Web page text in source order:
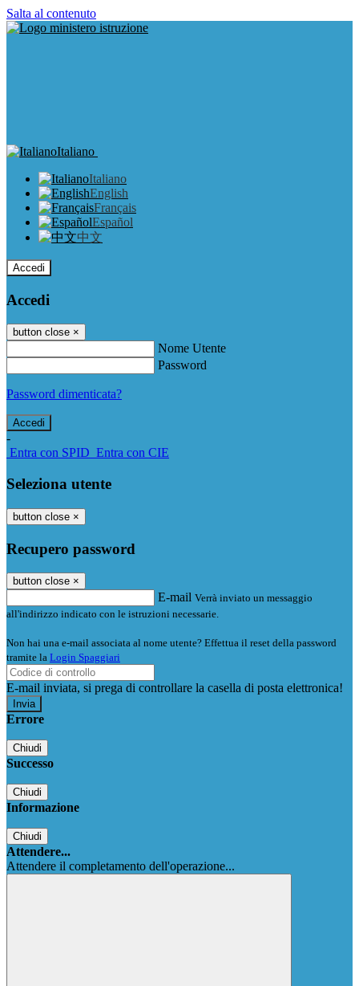
Salta al contenuto
Italiano
Italiano
English
Français
Español
中文
Accedi
Accedi
button close ×
Nome Utente
Password
Password dimenticata?
-
Entra con SPID Entra con CIE
Seleziona utente
button close ×
Recupero password
button close ×
E-mail Verrà inviato un messaggio
all'indirizzo indicato con le istruzioni necessarie.
Non hai una e-mail associata al nome utente? Effettua il reset della password
tramite la Login Spaggiari
E-mail inviata, si prega di controllare la casella di posta elettronica!
Errore
Chiudi
Successo
Chiudi
Informazione
Chiudi
Attendere...
Attendere il completamento dell'operazione...